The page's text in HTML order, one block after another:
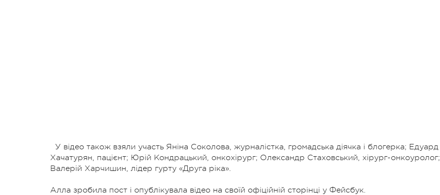
У відео також взяли участь Яніна Соколова, журналістка, громадська діячка і блогерка; Едуард
Хачатурян, пацієнт; Юрій Кондрацький, онкохірург; Олександр Стаховський, хірург-онкоуролог;
Валерій Харчишин, лідер гурту «Друга ріка».
Алла зробила пост і опублікувала відео на своїй офіційній сторінці у Фейсбук.